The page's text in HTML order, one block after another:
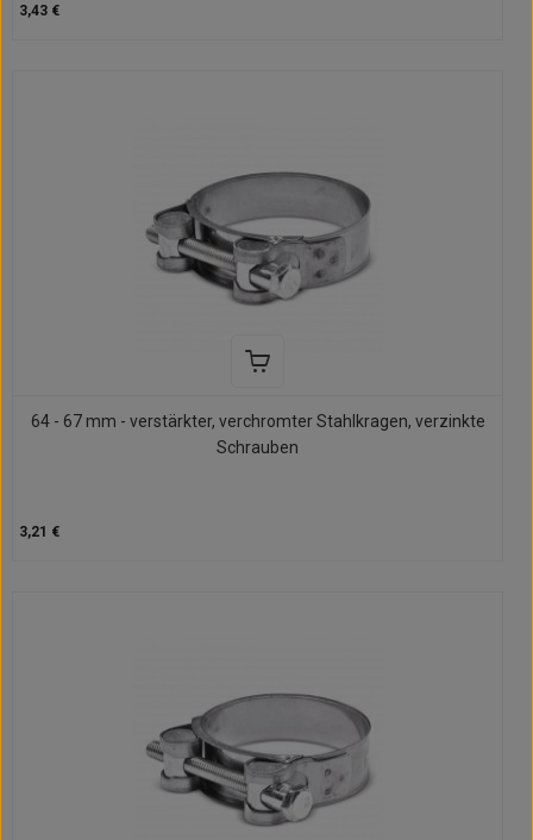
3,43 €
64 - 67 mm - verstärkter, verchromter Stahlkragen, verzinkte
Schrauben
3,21 €